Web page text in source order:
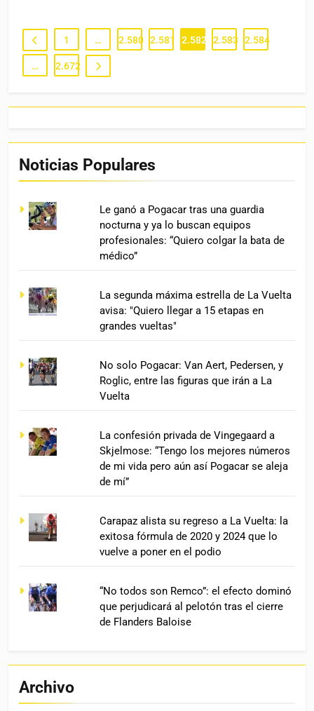
1 … 2.580 2.581 2.582 2.583 2.584
… 2.672
Noticias Populares
Le ganó a Pogacar tras una guardia
nocturna y ya lo buscan equipos
profesionales: “Quiero colgar la bata de
médico”
La segunda máxima estrella de La Vuelta
avisa: "Quiero llegar a 15 etapas en
grandes vueltas"
No solo Pogacar: Van Aert, Pedersen, y
Roglic, entre las figuras que irán a La
Vuelta
La confesión privada de Vingegaard a
Skjelmose: “Tengo los mejores números
de mi vida pero aún así Pogacar se aleja
de mí”
Carapaz alista su regreso a La Vuelta: la
exitosa fórmula de 2020 y 2024 que lo
vuelve a poner en el podio
“No todos son Remco”: el efecto dominó
que perjudicará al pelotón tras el cierre
de Flanders Baloise
Archivo